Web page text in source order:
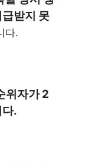
받지 못
다.
위자가 2
다.